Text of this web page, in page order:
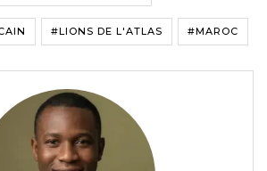
#LIONS DE L'ATLAS #MAROC